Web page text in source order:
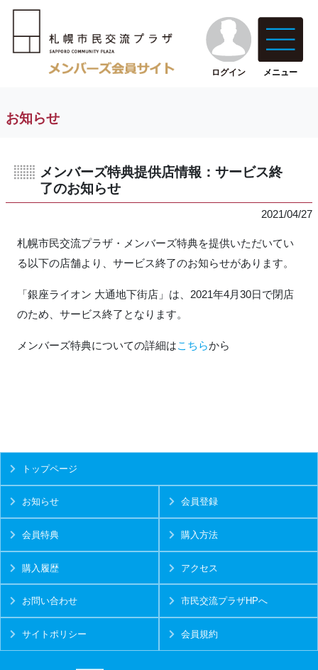
ログイン メニュー
お知らせ
メンバーズ特典提供店情報：サービス終
了のお知らせ
2021/04/27
札幌市民交流プラザ・メンバーズ特典を提供いただいてい
る以下の店舗より、サービス終了のお知らせがあります。
「銀座ライオン 大通地下街店」は、2021年4月30日で閉店
のため、サービス終了となります。
メンバーズ特典についての詳細はこちらから
トップページ
お知らせ 会員登録
会員特典 購入方法
購入履歴 アクセス
お問い合わせ 市民交流プラザHPへ
サイトポリシー 会員規約